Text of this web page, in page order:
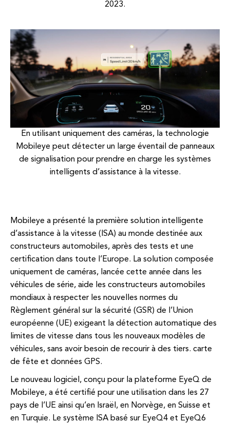
2023.
En utilisant uniquement des caméras, la technologie
Mobileye peut détecter un large éventail de panneaux
de signalisation pour prendre en charge les systèmes
intelligents d’assistance à la vitesse.
Mobileye a présenté la première solution intelligente
d’assistance à la vitesse (ISA) au monde destinée aux
constructeurs automobiles, après des tests et une
certification dans toute l’Europe. La solution composée
uniquement de caméras, lancée cette année dans les
véhicules de série, aide les constructeurs automobiles
mondiaux à respecter les nouvelles normes du
Règlement général sur la sécurité (GSR) de l’Union
européenne (UE) exigeant la détection automatique des
limites de vitesse dans tous les nouveaux modèles de
véhicules, sans avoir besoin de recourir à des tiers. carte
de fête et données GPS.
Le nouveau logiciel, conçu pour la plateforme EyeQ de
Mobileye, a été certifié pour une utilisation dans les 27
pays de l’UE ainsi qu’en Israël, en Norvège, en Suisse et
en Turquie. Le système ISA basé sur EyeQ4 et EyeQ6